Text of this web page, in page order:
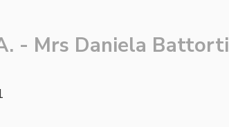
- Mrs Daniela Battorti